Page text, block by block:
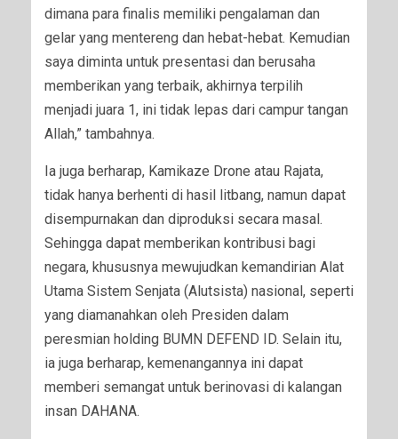
dimana para finalis memiliki pengalaman dan
gelar yang mentereng dan hebat-hebat. Kemudian
saya diminta untuk presentasi dan berusaha
memberikan yang terbaik, akhirnya terpilih
menjadi juara 1, ini tidak lepas dari campur tangan
Allah,” tambahnya.
Ia juga berharap, Kamikaze Drone atau Rajata,
tidak hanya berhenti di hasil litbang, namun dapat
disempurnakan dan diproduksi secara masal.
Sehingga dapat memberikan kontribusi bagi
negara, khususnya mewujudkan kemandirian Alat
Utama Sistem Senjata (Alutsista) nasional, seperti
yang diamanahkan oleh Presiden dalam
peresmian holding BUMN DEFEND ID. Selain itu,
ia juga berharap, kemenangannya ini dapat
memberi semangat untuk berinovasi di kalangan
insan DAHANA.